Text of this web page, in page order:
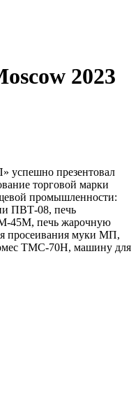
2023
презентовал
торговой марки
промышленности:
ПВТ-08, печь
45М, печь жарочную
просеивания муки МП,
ТМС-70Н, машину для